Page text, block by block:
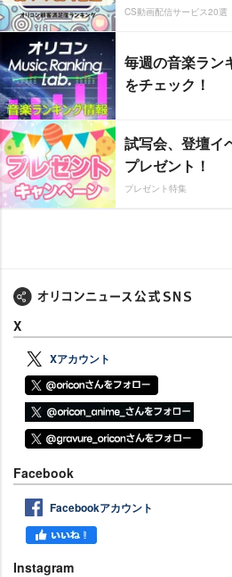
CS動画配信サービス20選
毎週の音楽ラン
をチェック！
試写会、登壇イ
プレゼント！
プレゼント特集
X
Xアカウント
Facebook
Facebookアカウント
Instagram